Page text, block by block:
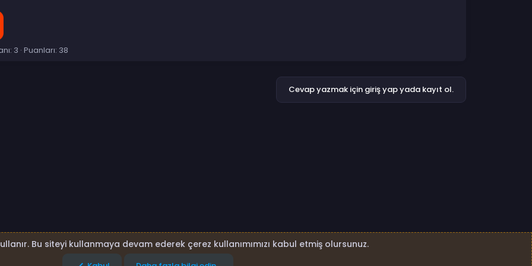
3 Puanları 38
Cevap yazmak için giriş yap yada kayıt ol.
Bu siteyi kullanmaya devam ederek çerez kullanımımızı kabul etmiş olursunuz.